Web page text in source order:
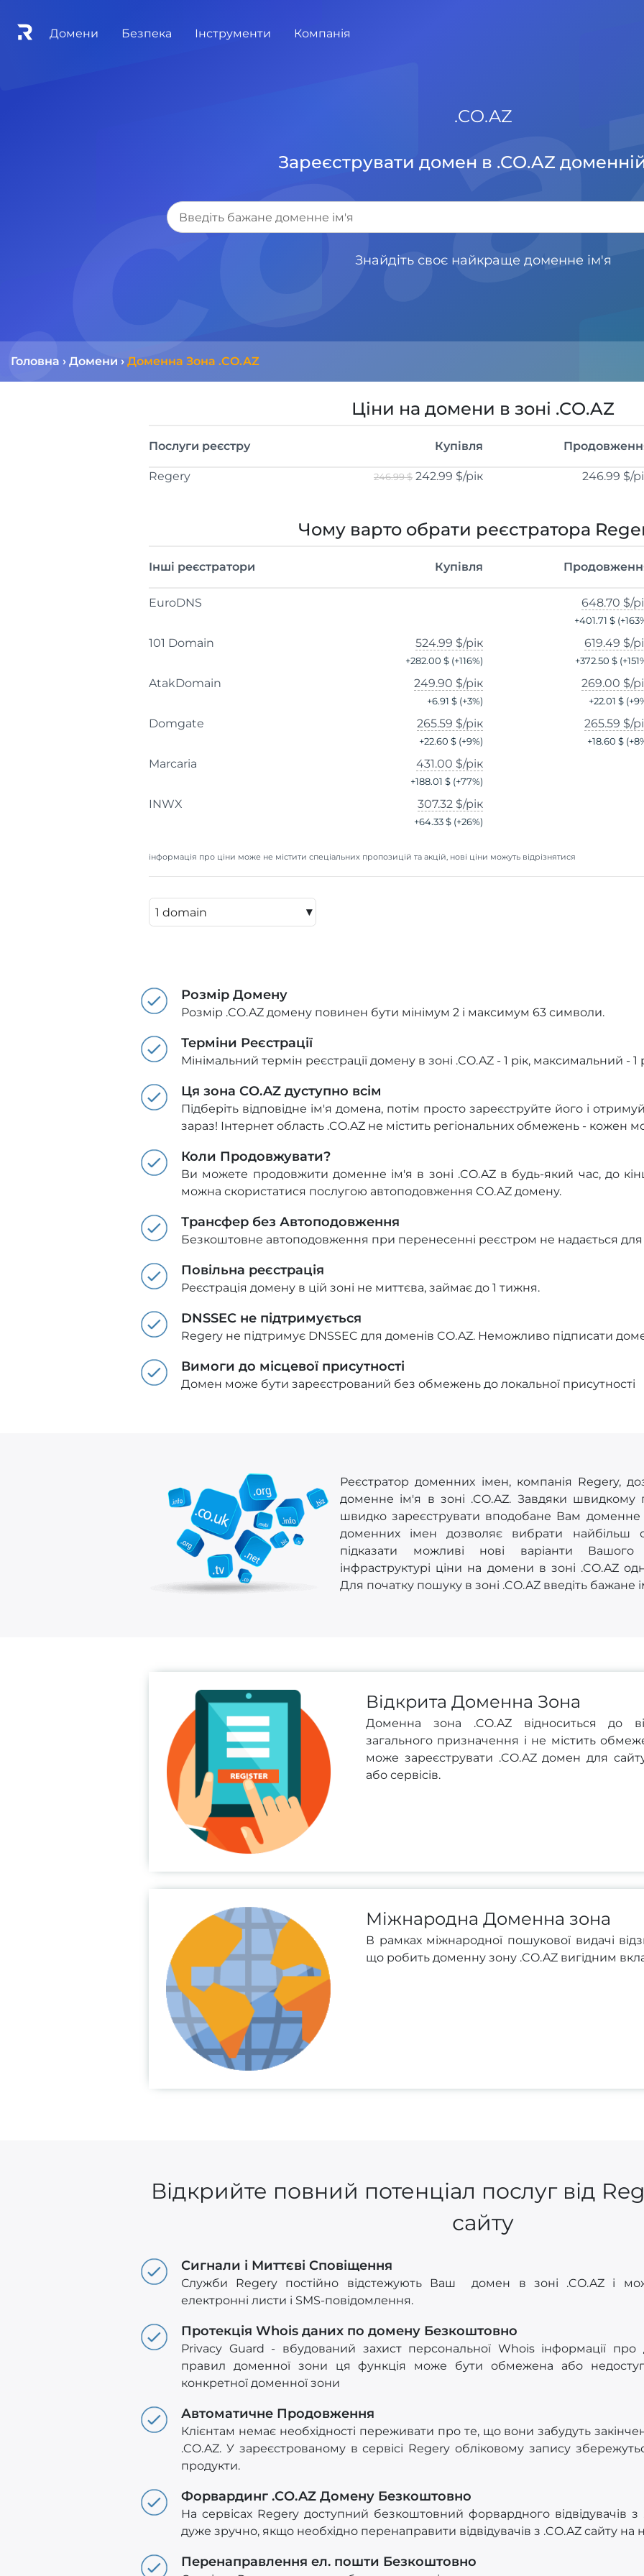
Домени Безпека Інструменти Компанія
.CO.AZ
Зареєструвати домен в .CO.AZ
Знайдіть своє найкраще доменне ім'я
Головна › Домени › Доменна Зона .CO.AZ
Ціни на домени в зоні .CO.AZ
Послуги реєстру Купівля
Regery 246.99 $ 242.99 $/рік 246.99 $/
Чому варто обрати реєстратора
Інші реєстратори Купівля
EuroDNS 648.70 $/
+401.71 $(+163
101 Domain 524.99 $/рік
+282.00 $ (+116%)
619.49 $/
+372.50 $(+151
AtakDomain 249.90 $/рік
+6.91 $ (+3%)
269.00 $/
+22.01 $(+9
Domgate 265.59 $/рік
+22.60 $ (+9%)
265.59 $/
+18.60 $(+8
Marcaria 431.00 $/рік
+188.01 $ (+77%)
INWX 307.32 $/рік
+64.33 $ (+26%)
інформація про ціни може не містити спеціальних пропозицій та акцій, нові ціни можуть відрізнятися
▾
Розмір Домену
Розмір .CO.AZ домену повинен бути мінімум 2 і максимум 63 символи.
Терміни Реєстрації
Мінімальний термін реєстрації домену в зоні .CO.AZ - 1 рік, максимальний - 1
Ця зона CO.AZ дуступно всім
Підберіть відповідне ім'я домена, потім просто зареєструйте його і
зараз! Інтернет область .CO.AZ не містить регіональних обмежень - кожен
Коли Продовжувати?
Ви можете продовжити доменне ім'я в зоні .CO.AZ в будь-який час, до
можна скористатися послугою автоподовження CO.AZ домену.
Трансфер без Автоподовження
Безкоштовне автоподовження при перенесенні реєстром не надається для
Повільна реєстрація
Реєстрація домену в цій зоні не миттєва, займає до 1 тижня.
DNSSEC не підтримується
Regery не підтримує DNSSEC для доменів CO.AZ. Неможливо підписати
Вимоги до місцевої присутності
Домен може бути зареєстрований без обмежень до локальної присутності
Реєстратор доменних імен, компанія Regery,
доменне ім'я в зоні .CO.AZ. Завдяки швидкому
швидко зареєструвати вподобане Вам доменне
доменних імен дозволяє вибрати найбільш
підказати можливі нові варіанти Вашого
інфраструктурі ціни на домени в зоні .CO.AZ
Для початку пошуку в зоні .CO.AZ введіть бажане
Відкрита Доменна Зона
Доменна зона .CO.AZ відноситься до
загального призначення і не містить
може зареєструвати .CO.AZ домен для
або сервісів.
Міжнародна Доменна зона
В рамках міжнародної пошукової видачі
що робить доменну зону .CO.AZ вигідним
Відкрийте повний потенціал послуг від
сайту
Сигнали і Миттєві Сповіщення
Служби Regery постійно відстежують Ваш домен в зоні .CO.AZ і
електронні листи і SMS-повідомлення.
Протекція Whois даних по домену Безкоштовно
Privacy Guard - вбудований захист персональної Whois інформації
правил доменної зони ця функція може бути обмежена або
конкретної доменної зони
Автоматичне Продовження
Клієнтам немає необхідності переживати про те, що вони забудуть
.CO.AZ. У зареєстрованому в сервісі Regery обліковому запису
продукти.
Форвардинг .CO.AZ Домену Безкоштовно
На сервісах Regery доступний безкоштовний форвардного відвідувачів
дуже зручно, якщо необхідно перенаправити відвідувачів з .CO.AZ сайту на
Перенаправлення ел. пошти Безкоштовно